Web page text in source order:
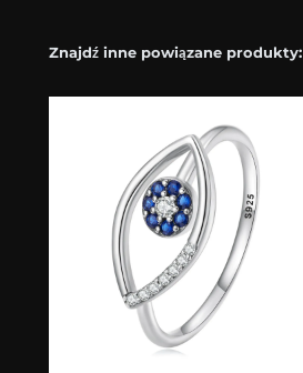
Znajdź inne powiązane produkty: